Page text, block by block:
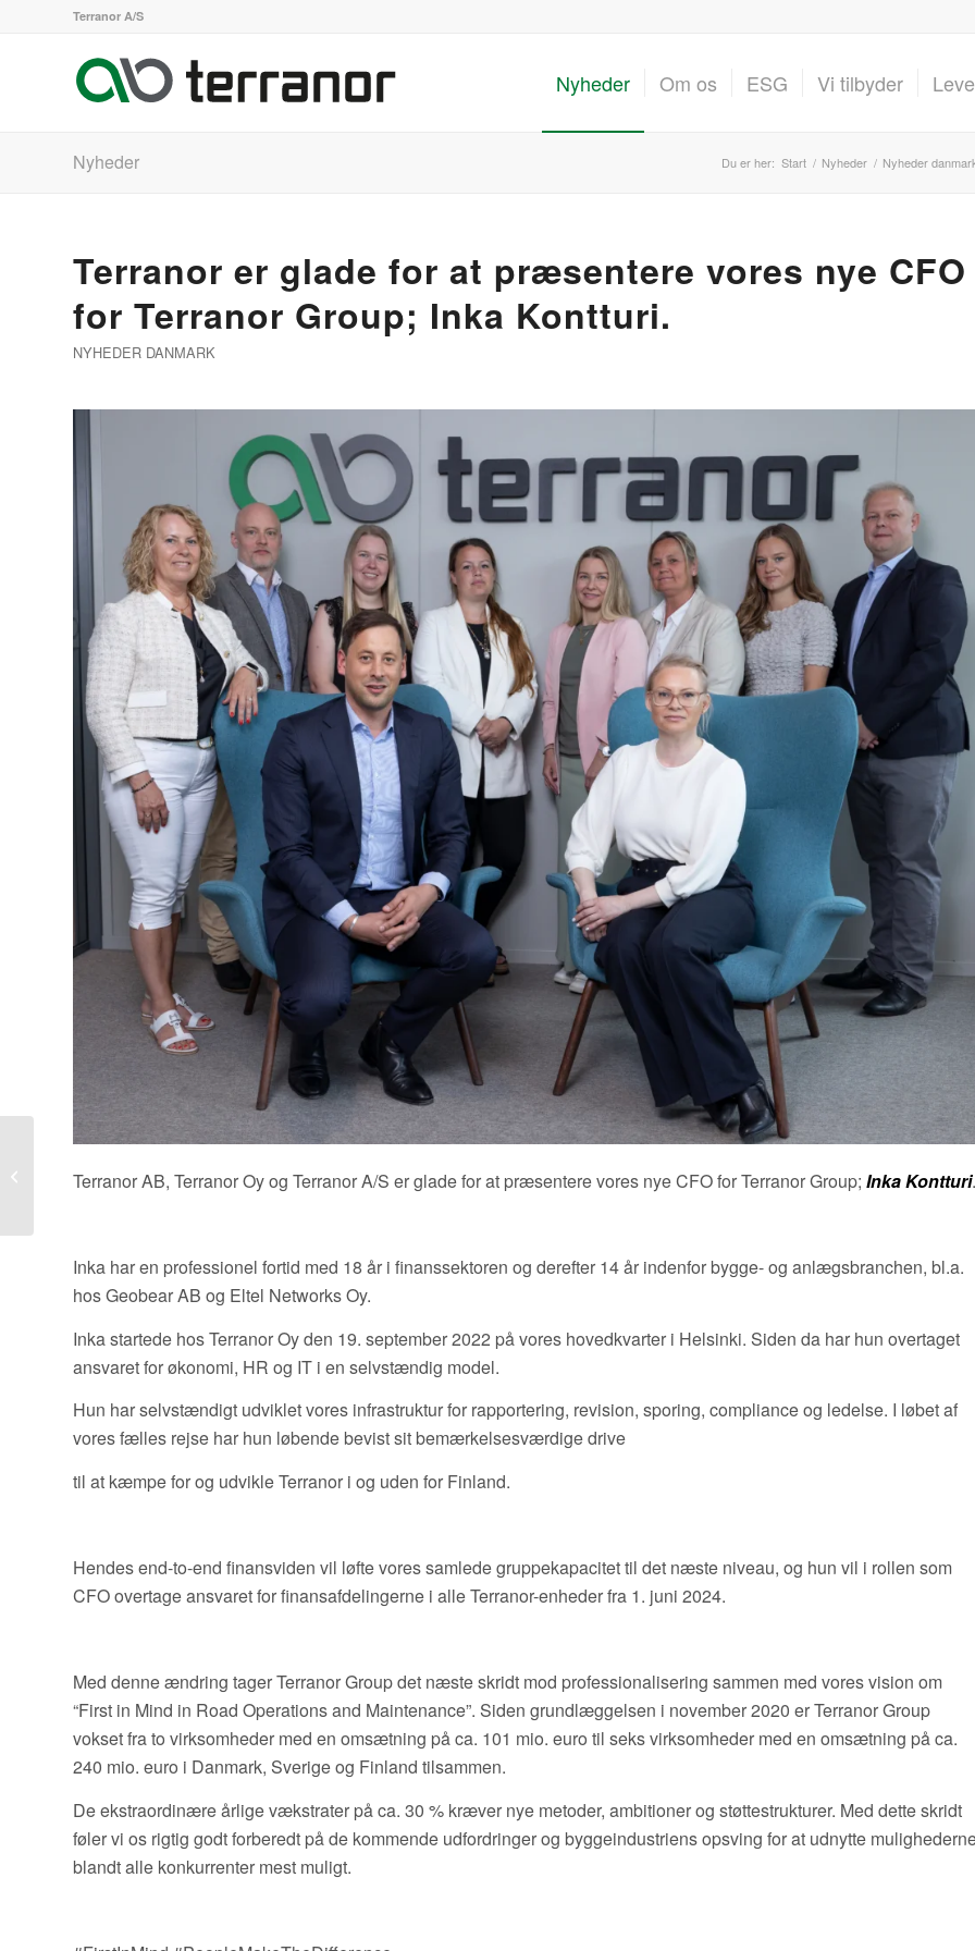
Terranor A/S
Nyheder Om os ESG Vi tilbyder
Nyheder Du er her: Start / Nyheder / Nyheder
Terranor er glade for at præsentere vores nye CFO
for Terranor Group; Inka Kontturi.
NYHEDER DANMARK
Terranor AB, Terranor Oy og Terranor A/S er glade for at præsentere vores nye CFO for Terranor Group; Inka Kontturi.
Inka har en professionel fortid med 18 år i finanssektoren og derefter 14 år indenfor bygge- og anlægsbranchen, bl.a.
hos Geobear AB og Eltel Networks Oy.
Inka startede hos Terranor Oy den 19. september 2022 på vores hovedkvarter i Helsinki. Siden da har hun overtaget
ansvaret for økonomi, HR og IT i en selvstændig model.
Hun har selvstændigt udviklet vores infrastruktur for rapportering, revision, sporing, compliance og ledelse. I løbet af
vores fælles rejse har hun løbende bevist sit bemærkelsesværdige drive
til at kæmpe for og udvikle Terranor i og uden for Finland.
Hendes end-to-end finansviden vil løfte vores samlede gruppekapacitet til det næste niveau, og hun vil i rollen som
CFO overtage ansvaret for finansafdelingerne i alle Terranor-enheder fra 1. juni 2024.
Med denne ændring tager Terranor Group det næste skridt mod professionalisering sammen med vores vision om
“First in Mind in Road Operations and Maintenance”. Siden grundlæggelsen i november 2020 er Terranor Group
vokset fra to virksomheder med en omsætning på ca. 101 mio. euro til seks virksomheder med en omsætning på ca.
240 mio. euro i Danmark, Sverige og Finland tilsammen.
De ekstraordinære årlige vækstrater på ca. 30 % kræver nye metoder, ambitioner og støttestrukturer. Med dette skridt
føler vi os rigtig godt forberedt på de kommende udfordringer og byggeindustriens opsving for at udnytte
blandt alle konkurrenter mest muligt.
Vi indbyder til
demonstration. Kom og